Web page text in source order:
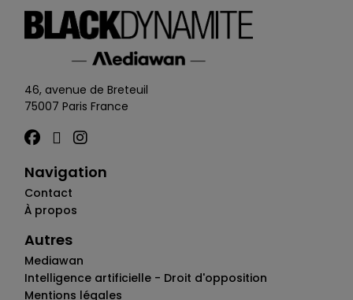
46, avenue de Breteuil
75007 Paris France
Navigation
Contact
À propos
Autres
Mediawan
Intelligence artificielle - Droit d'opposition
Mentions légales